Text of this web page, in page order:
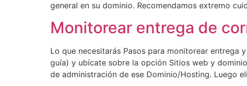
general en su dominio. Recomendamos extremo
Monitorear entrega de
Lo que necesitarás Pasos para monitorear entrega
guía) y ubícate sobre la opción Sitios web y
de administración de ese Dominio/Hosting. Luego